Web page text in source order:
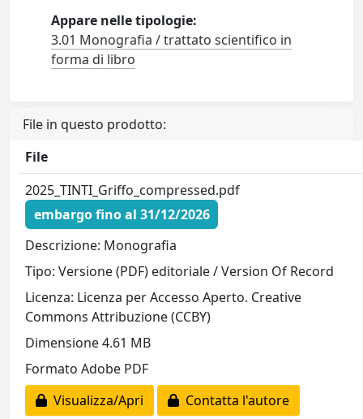
Appare nelle tipologie:
3.01 Monografia / trattato scientifico in
forma di libro
File in questo prodotto:
File
2025_TINTI_Griffo_compressed.pdf
embargo fino al 31/12/2026
Descrizione: Monografia
Tipo: Versione (PDF) editoriale / Version Of Record
Licenza: Licenza per Accesso Aperto. Creative
Commons Attribuzione (CCBY)
Dimensione 4.61 MB
Formato Adobe PDF
Visualizza/Apri
Contatta l'autore